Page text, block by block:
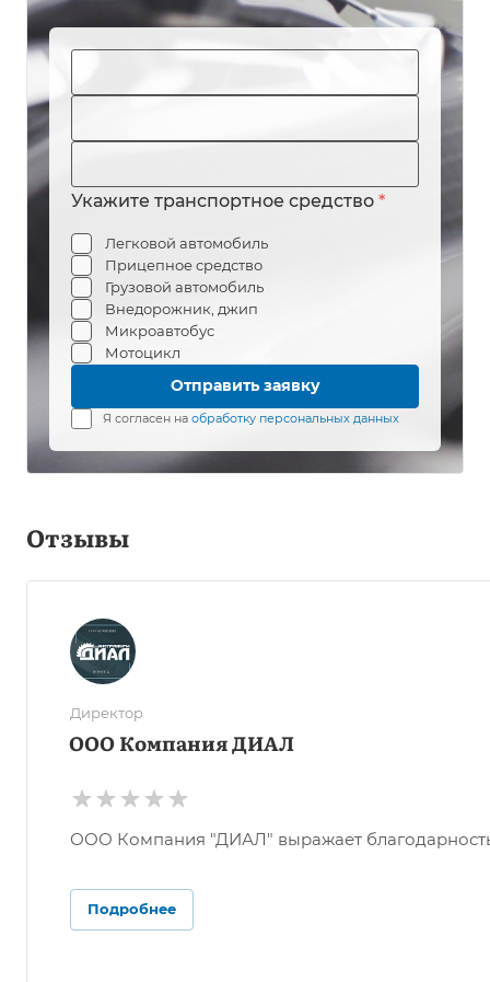
Укажите транспортное средство *
Легковой автомобиль
Прицепное средство
Грузовой автомобиль
Внедорожник, джип
Микроавтобус
Мотоцикл
Я согласен на обработку персональных данных
Отзывы
Директор
ООО Компания ДИАЛ
ООО Компания "ДИАЛ" выражает
Подробнее